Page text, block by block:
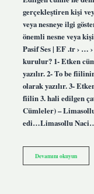
gerçekleştiren kişi
veya nesneye ilgi
önemli nesne veya
Pasif Ses | EF .tr › …
kurulur? 1- Etken
yazılır. 2- To be
olarak yazılır. 3-
fiilin 3. hali edilgen
Cümleler) –
edi…Limasollu
Devamını okuyunEdilgen
Cümle